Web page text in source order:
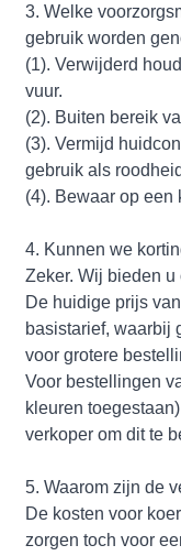
3. Welke
gebruik worden
(1). Verwijderd
vuur.
(2). Buiten bereik
(3). Vermijd
gebruik als
(4). Bewaar op een
4. Kunnen we
Zeker. Wij bieden
De huidige prijs
basistarief, waarbij
voor grotere
Voor bestellingen
kleuren
verkoper om dit te
5. Waarom zijn de
De kosten voor
zorgen toch voor